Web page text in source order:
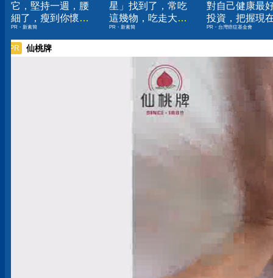
它，堅持一週，腰
細了，瘦到你懷疑
人生
PR・新素簡
星」找到了，常吃
這幾物，吃走大肚
囊，瘦出小蠻腰
PR・新素簡
對自己健康最
投資，把握現
嫌晚！
PR・台灣癌症基金會
PR 仙桃牌